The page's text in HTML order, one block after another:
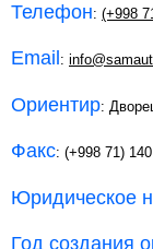
Телефон: (+998
Email :
Ориентир:
Факс: (+998 71)
Юридическое
Год создания